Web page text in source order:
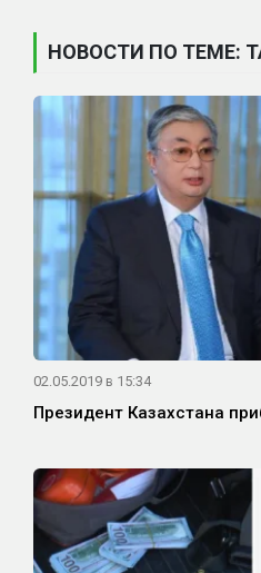
НОВОСТИ ПО ТЕМЕ:
02.05.2019 в 15:34
Президент Казахстана